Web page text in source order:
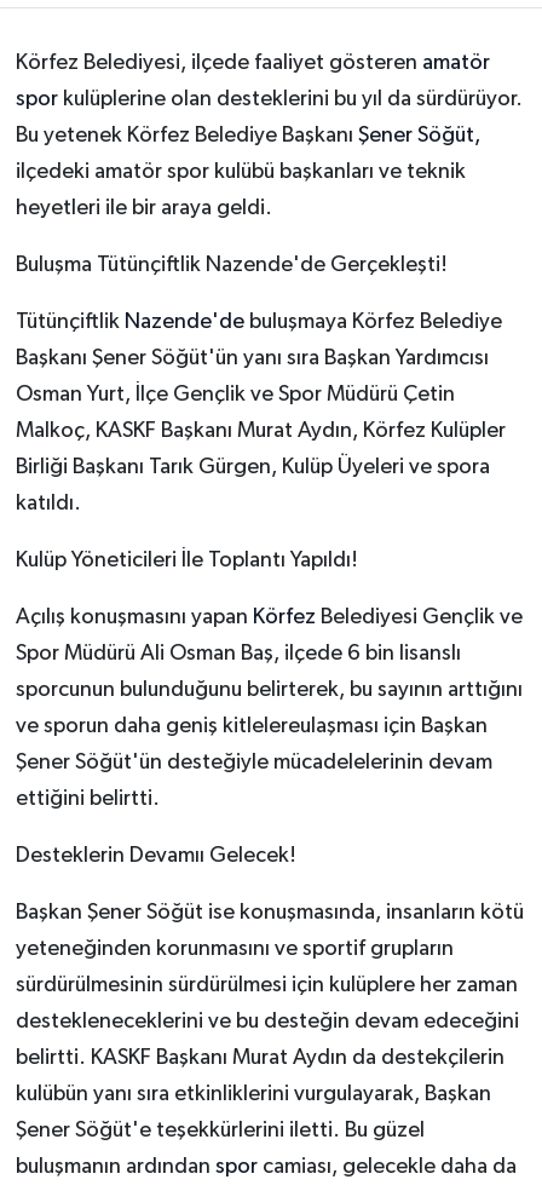
Körfez Belediyesi, ilçede faaliyet gösteren amatör
sporkulüplerine olan desteklerini bu yıl da sürdürüyor.
Bu yetenek Körfez Belediye Başkanı Şener Söğüt,
ilçedeki amatör spor kulübü başkanları ve teknik
heyetleri ile bir araya geldi.
Buluşma Tütünçiftlik Nazende'de Gerçekleşti!
Tütünçiftlik Nazende'de buluşmaya Körfez Belediye
Başkanı Şener Söğüt'ün yanı sıra Başkan Yardımcısı
Osman Yurt, İlçe Gençlik ve Spor Müdürü Çetin
Malkoç, KASKF Başkanı Murat Aydın, Körfez Kulüpler
Birliği Başkanı Tarık Gürgen, Kulüp Üyeleri ve spora
katıldı.
Kulüp Yöneticileri İle Toplantı Yapıldı!
Açılış konuşmasını yapan Körfez Belediyesi Gençlik ve
Spor Müdürü Ali Osman Baş, ilçede 6 bin lisanslı
sporcunun bulunduğunu belirterek, bu sayının arttığını
ve sporun daha geniş kitlelereulaşması için Başkan
Şener Söğüt'ün desteğiyle mücadelelerinin devam
ettiğini belirtti.
Desteklerin Devamıı Gelecek!
Başkan Şener Söğüt ise konuşmasında, insanların kötü
yeteneğinden korunmasını ve sportif grupların
sürdürülmesinin sürdürülmesi için kulüplere her zaman
destekleneceklerini ve bu desteğin devam edeceğini
belirtti. KASKF Başkanı Murat Aydın da destekçilerin
kulübün yanı sıra etkinliklerini vurgulayarak, Başkan
Şener Söğüt'e teşekkürlerini iletti. Bu güzel
buluşmanın ardından spor camiası, gelecekle daha da